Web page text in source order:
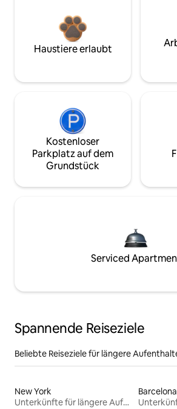
Haustiere erlaubt
Kostenloser
Parkplatz auf dem
Grundstück
Serviced
Spannende Reiseziele
Beliebte Reiseziele für längere
New York
Unterkünfte für längere Aufenthalte
Barcelona